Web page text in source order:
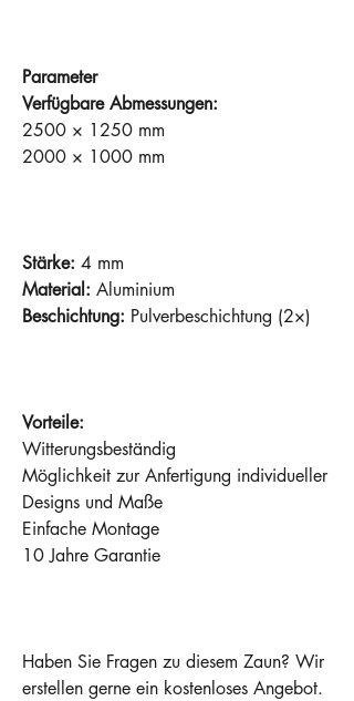
Parameter
Verfügbare Abmessungen:
2500 × 1250 mm
2000 × 1000 mm
Stärke: 4 mm
Material: Aluminium
Beschichtung: Pulverbeschichtung (2×)
Vorteile:
Witterungsbeständig
Möglichkeit zur Anfertigung individueller
Designs und Maße
Einfache Montage
10 Jahre Garantie
Haben Sie Fragen zu diesem Zaun? Wir
erstellen gerne ein kostenloses Angebot.